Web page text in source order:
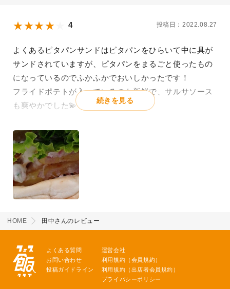
4 投稿日：2022.08.27
よくあるピタパンサンドはピタパンをひらいて中に具が
サンドされていますが、ピタパンをまるごと使ったもの
になっているのでふかふかでおいしかったです！
フライドポテトが入っているのも新鮮で、サルサソース
も爽やかでした💫
続きを見る
HOME 田中さんのレビュー
よくある質問
お問い合わせ
投稿ガイドライン
運営会社
利用規約（会員規約）
利用規約（出店者会員規約）
プライバシーポリシー